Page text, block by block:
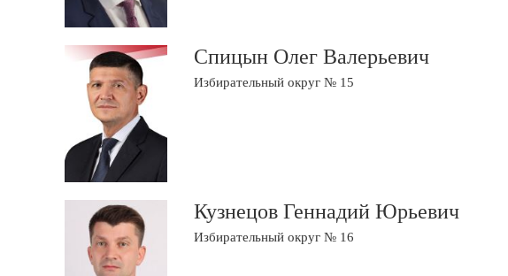
Спицын Олег Валерьевич
Избирательный округ № 15
Кузнецов Геннадий Юрьевич
Избирательный округ № 16